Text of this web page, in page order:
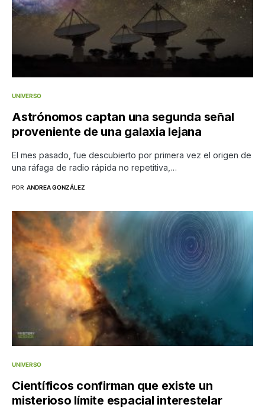
UNIVERSO
Astrónomos captan una segunda señal
proveniente de una galaxia lejana
El mes pasado, fue descubierto por primera vez el origen de
una ráfaga de radio rápida no repetitiva,…
POR ANDREA GONZÁLEZ
UNIVERSO
Científicos confirman que existe un
misterioso límite espacial interestelar